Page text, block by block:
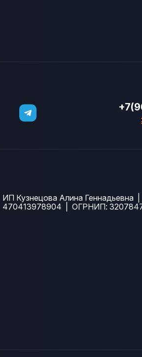
ИП Кузнецова Алина Геннадьевна
470413978904 | ОГРНИП: